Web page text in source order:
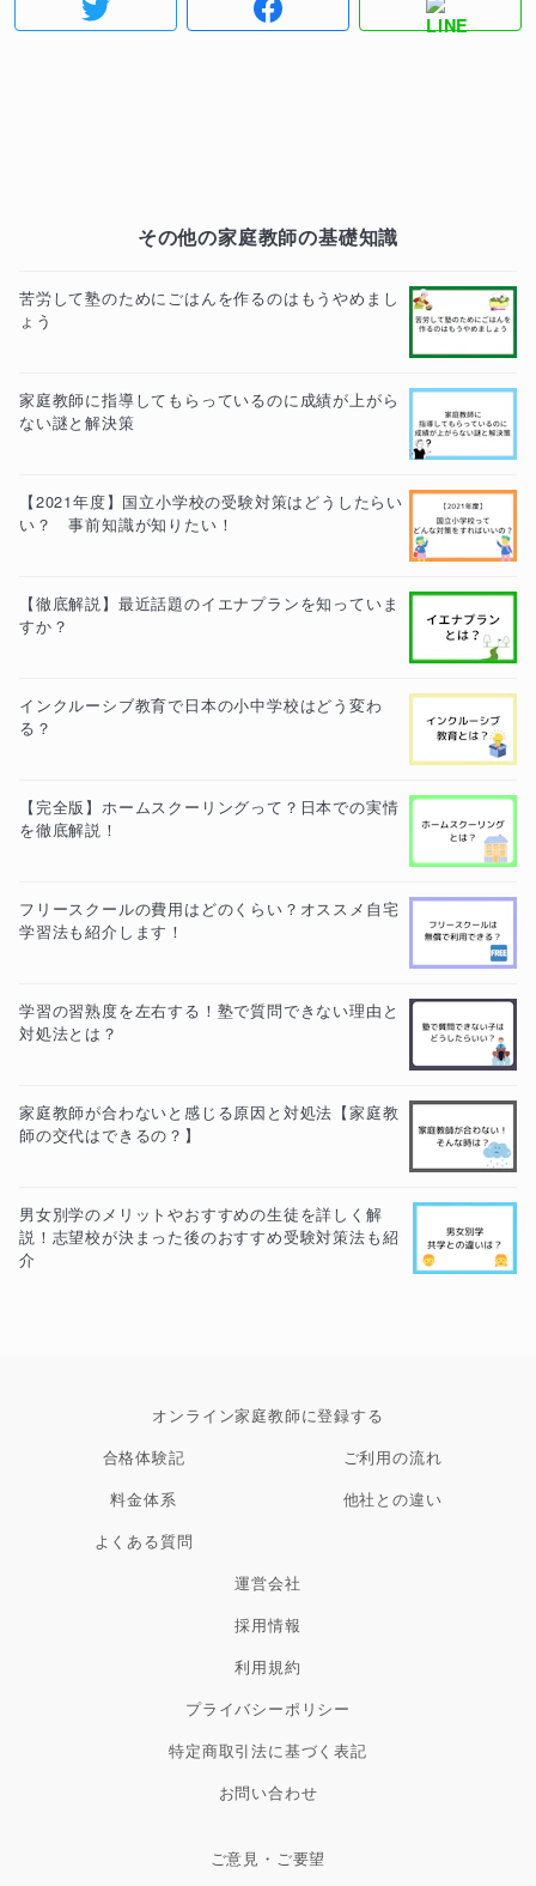
その他の家庭教師の基礎知識
苦労して塾のためにごはんを作るのはもうやめまし
ょう
家庭教師に指導してもらっているのに成績が上がら
ない謎と解決策
【2021年度】国立小学校の受験対策はどうしたらい
い？ 事前知識が知りたい！
【徹底解説】最近話題のイエナプランを知っていま
すか？
インクルーシブ教育で日本の小中学校はどう変わ
る？
【完全版】ホームスクーリングって？日本での実情
を徹底解説！
フリースクールの費用はどのくらい？オススメ自宅
学習法も紹介します！
学習の習熟度を左右する！塾で質問できない理由と
対処法とは？
家庭教師が合わないと感じる原因と対処法【家庭教
師の交代はできるの？】
男女別学のメリットやおすすめの生徒を詳しく解
説！志望校が決まった後のおすすめ受験対策法も紹
介
オンライン家庭教師に登録する
合格体験記
ご利用の流れ
料金体系
他社との違い
よくある質問
運営会社
採用情報
利用規約
プライバシーポリシー
特定商取引法に基づく表記
お問い合わせ
ご意見・ご要望